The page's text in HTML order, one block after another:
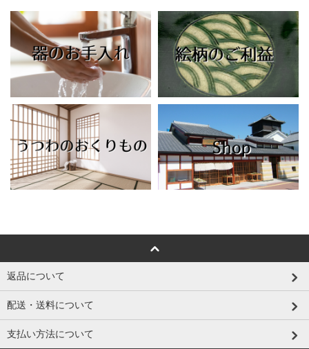
返品について
配送・送料について
支払い方法について